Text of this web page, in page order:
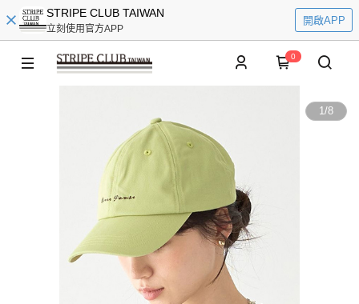
STRIPE CLUB TAIWAN
立刻使用官方APP
開啟APP
0
1/8